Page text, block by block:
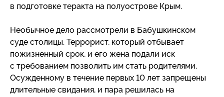
в подготовке теракта на полуострове Крым.
Необычное дело рассмотрели в Бабушкинском
суде столицы. Террорист, который отбывает
пожизненный срок, и его жена подали иск
с требованием позволить им стать родителями.
Осужденному в течение первых 10 лет запрещены
длительные свидания, и пара решилась на